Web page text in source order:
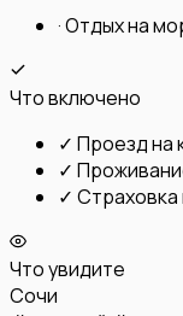
·Отдых на
Что включено
✓ Проезд на
✓
✓ Страховка
Что увидите
Сочи